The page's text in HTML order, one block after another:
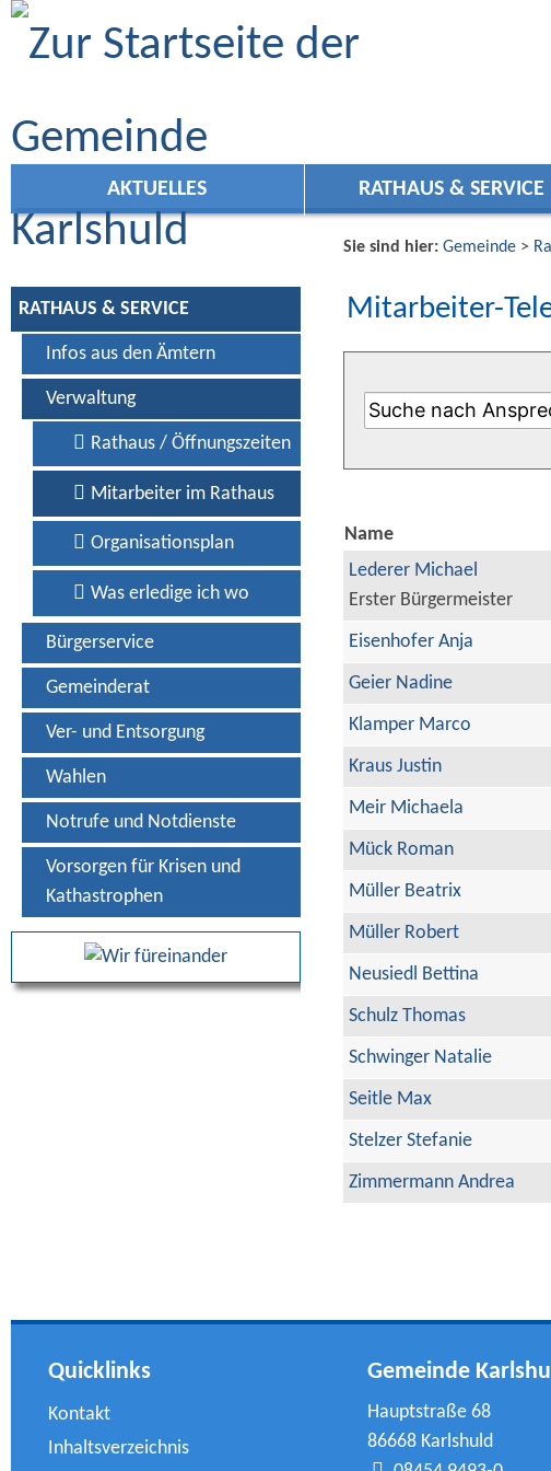
Zum Inhalt
AKTUELLES RATHAUS & SERVICE
RATHAUS & SERVICE
Infos aus den Ämtern
Verwaltung
Rathaus / Öffnungszeiten
Mitarbeiter im Rathaus
Organisationsplan
Was erledige ich wo
Bürgerservice
Gemeinderat
Ver- und Entsorgung
Wahlen
Notrufe und Notdienste
Vorsorgen für Krisen und
Kathastrophen
Sie sind hier: Gemeinde>
Mitarbeiter-
Name
Lederer Michael
Erster Bürgermeister
Eisenhofer Anja
Geier Nadine
Klamper Marco
Kraus Justin
Meir Michaela
Mück Roman
Müller Beatrix
Müller Robert
Neusiedl Bettina
Schulz Thomas
Schwinger Natalie
Seitle Max
Stelzer Stefanie
Zimmermann Andrea
Quicklinks
Kontakt
Inhaltsverzeichnis
Gemeinde
Hauptstraße 68
86668 Karlshuld